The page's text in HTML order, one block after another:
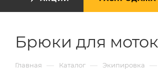
Брюки для
Главная — Каталог — Экипировка —